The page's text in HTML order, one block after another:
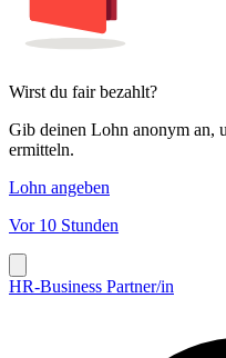
Wirst du fair bezahlt?
Gib deinen Lohn anonym an,
ermitteln.
Lohn angeben
Vor 10 Stunden
HR-Business Partner/in